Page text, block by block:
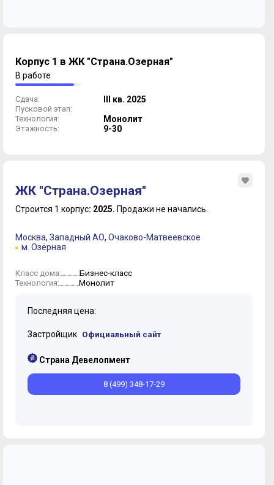
Корпус 1 в ЖК "Страна.Озерная"
В работе
Сдача: III кв. 2025
Пусковой этап:
Технология:
Монолит
Этажность: 9-30
ЖК "Страна.Озерная"
Строится 1 корпус: 2025. Продажи не начались.
Москва, Западный АО, Очаково-Матвеевское
м. Озёрная
Класс дома: Бизнес-класс
Технология: Монолит
Последняя цена:
Застройщик Официальный сайт
Страна Девелопмент
8 (499) 348-17-29